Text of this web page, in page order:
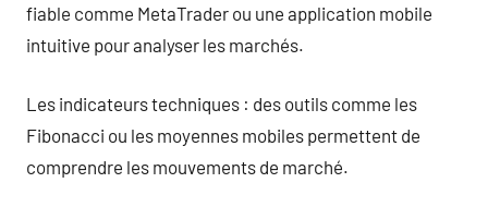
fiable comme MetaTrader ou une application mobile
intuitive pour analyser les marchés.
Les indicateurs techniques : des outils comme les
Fibonacci ou les moyennes mobiles permettent de
comprendre les mouvements de marché.